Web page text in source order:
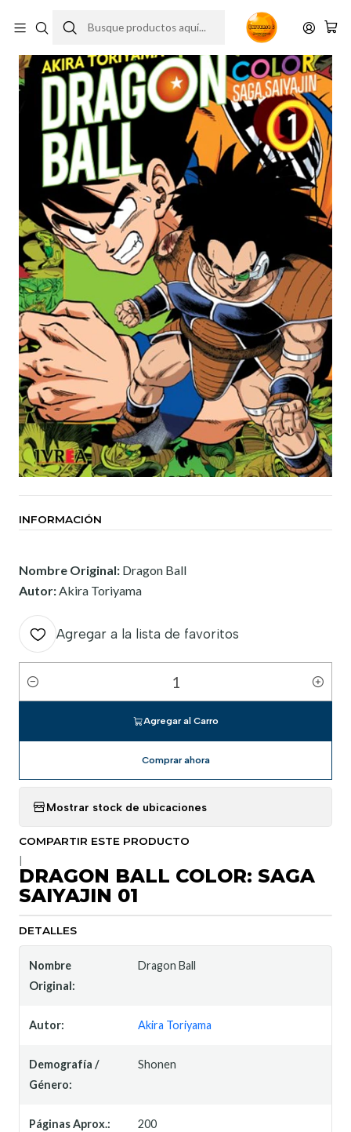
INFORMACIÓN
Nombre Original: Dragon Ball
Autor:Akira Toriyama
Agregar a la lista de favoritos
Cantidad
Agregar al Carro
Comprar ahora
Mostrar stock de ubicaciones
COMPARTIR ESTE PRODUCTO
DRAGON BALL COLOR: SAGA
SAIYAJIN 01
DETALLES
Nombre
Original:
Dragon Ball
Autor: Akira Toriyama
Demografía /
Género:
Shonen
Páginas Aprox.: 200